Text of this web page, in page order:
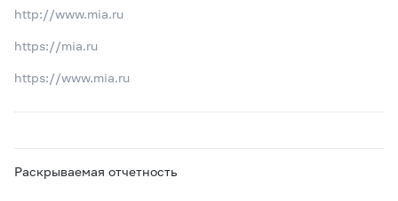
http://www.mia.ru
https://mia.ru
https://www.mia.ru
Раскрываемая отчетность